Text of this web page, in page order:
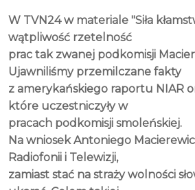
W TVN24 w materiale "Siła
wątpliwość rzetelność
prac tak zwanej podkomisji
Ujawniliśmy przemilczane fakty
z amerykańskiego raportu NIAR
które uczestniczyły w
pracach podkomisji smoleńskiej.
Na wniosek Antoniego
Radiofonii i Telewizji,
zamiast stać na straży wolności